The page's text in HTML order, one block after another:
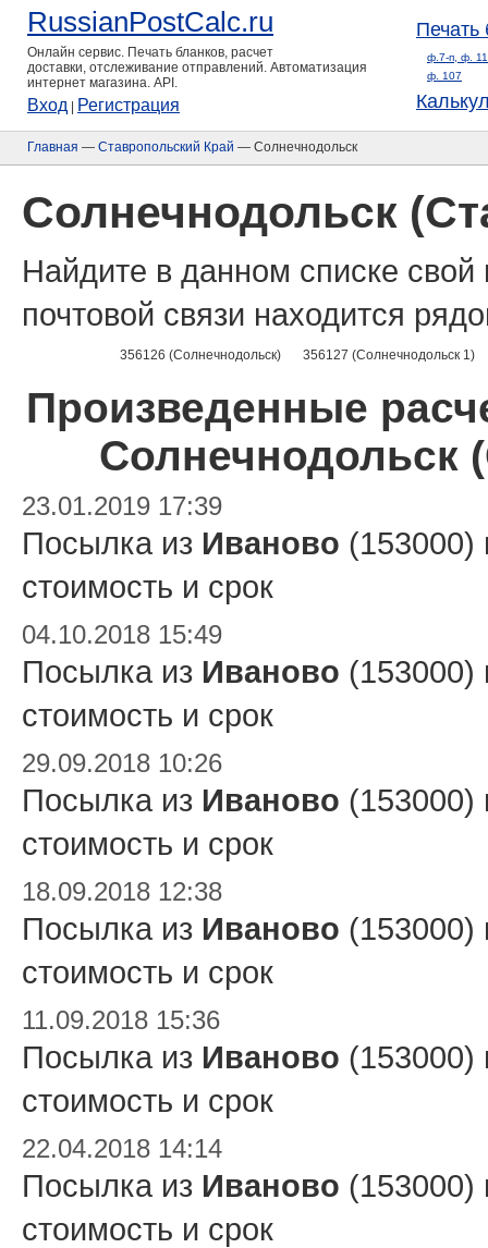
RussianPostCalc.ru
Онлайн сервис. Печать бланков, расчет
доставки, отслеживание отправлений. Автоматизация
интернет магазина. API.
Вход Регистрация
Печать
ф.7-п, ф.
ф. 107
Главная — Ставропольский Край — Солнечнодольск
Солнечнодольск
Найдите в данном списке
почтовой связи находится
356126 (Солнечнодольск) 356127 (Солнечнодольск 1)
Произведенные
Солнечнодольск
23.01.2019 17:39
Посылка из Иваново
стоимость и срок
04.10.2018 15:49
Посылка из Иваново
стоимость и срок
29.09.2018 10:26
Посылка из Иваново
стоимость и срок
18.09.2018 12:38
Посылка из Иваново
стоимость и срок
11.09.2018 15:36
Посылка из Иваново
стоимость и срок
22.04.2018 14:14
Посылка из Иваново
стоимость и срок